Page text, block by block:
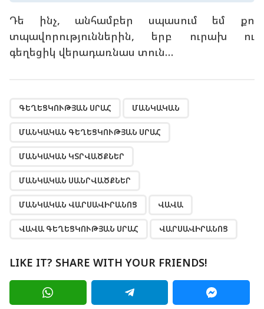
Դե ինչ, անհամբեր սպասում եմ քո
տպավորություններին, երբ ուրախ ու
գեղեցիկ վերադառնաս տուն…
ԳԵՂԵՑԿՈՒԹՅԱՆ ՍՐԱՀ ՄԱՆԿԱԿԱՆ
ՄԱՆԿԱԿԱՆ ԳԵՂԵՑԿՈՒԹՅԱՆ ՍՐԱՀ
ՄԱՆԿԱԿԱՆ ԿՏՐՎԱԾՔՆԵՐ
ՄԱՆԿԱԿԱՆ ՍԱՆՐՎԱԾՔՆԵՐ
ՄԱՆԿԱԿԱՆ ՎԱՐՍԱՎԻՐԱՆՈՑ ՎԱՎԱ
ՎԱՎԱ ԳԵՂԵՑԿՈՒԹՅԱՆ ՍՐԱՀ ՎԱՐՍԱՎԻՐԱՆՈՑ
LIKE IT? SHARE WITH YOUR FRIENDS!